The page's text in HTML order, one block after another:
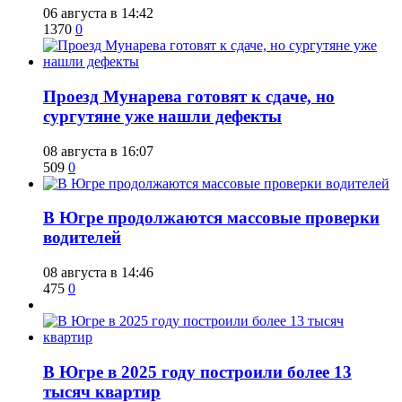
06 августа в 14:42
1370 0
​Проезд Мунарева готовят к сдаче, но
сургутяне уже нашли дефекты
08 августа в 16:07
509 0
​В Югре продолжаются массовые проверки
водителей
08 августа в 14:46
475 0
​В Югре в 2025 году построили более 13
тысяч квартир